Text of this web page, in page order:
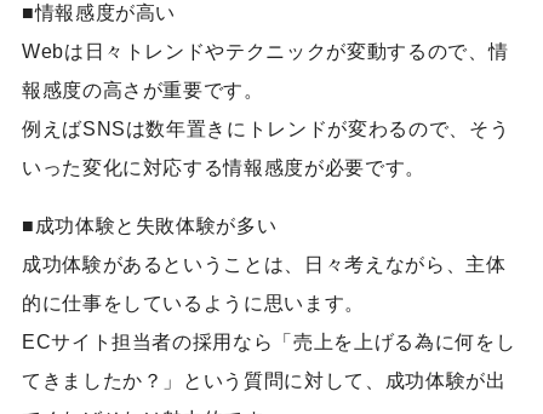
■情報感度が高い
Webは日々トレンドやテクニックが変動するので、情
報感度の高さが重要です。
例えばSNSは数年置きにトレンドが変わるので、そう
いった変化に対応する情報感度が必要です。
■成功体験と失敗体験が多い
成功体験があるということは、日々考えながら、主体
的に仕事をしているように思います。
ECサイト担当者の採用なら「売上を上げる為に何をし
てきましたか？」という質問に対して、成功体験が出